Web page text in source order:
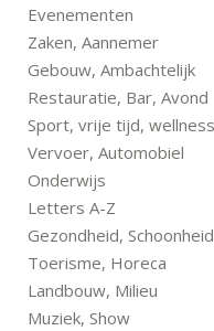
Evenementen
Zaken, Aannemer
Gebouw, Ambachtelijk
Restauratie, Bar, Avond
Sport, vrije tijd, wellness
Vervoer, Automobiel
Onderwijs
Letters A-Z
Gezondheid,
Toerisme, Horeca
Landbouw, Milieu
Muziek, Show